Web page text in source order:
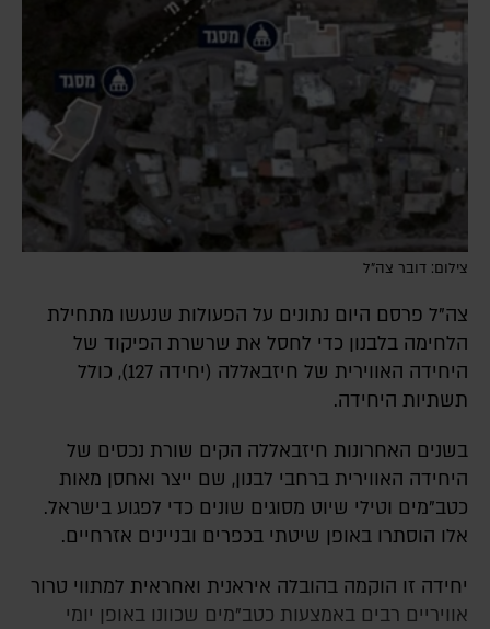
צילום: דובר צה"ל
צה"ל פרסם היום נתונים על הפעולות שנעשו מתחילת
הלחימה בלבנון כדי לחסל את שרשרת הפיקוד של
היחידה האווירית של חיזבאללה (יחידה 127), כולל
תשתיות היחידה.
בשנים האחרונות חיזבאללה הקים שורת נכסים של
היחידה האווירית ברחבי לבנון, שם ייצר ואחסן מאות
כטב"מים וטילי שיוט מסוגים שונים כדי לפגוע בישראל.
אלו הוסתרו באופן שיטתי בכפרים ובניינים אזרחיים.
יחידה זו הוקמה בהובלה איראנית ואחראית למתווי טרור
אוויריים רבים באמצעות כטב"מים שכוונו באופן יומי